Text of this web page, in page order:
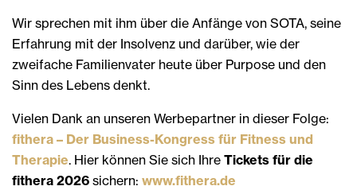
Wir sprechen mit ihm über die Anfänge von SOTA, seine
Erfahrung mit der Insolvenz und darüber, wie der
zweifache Familienvater heute über Purpose und den
Sinn des Lebens denkt.
Vielen Dank an unseren Werbepartner in dieser Folge:
fithera – Der Business-Kongress für Fitness und
Therapie. Hier können Sie sich Ihre Tickets für die
fithera 2026 sichern: www.fithera.de